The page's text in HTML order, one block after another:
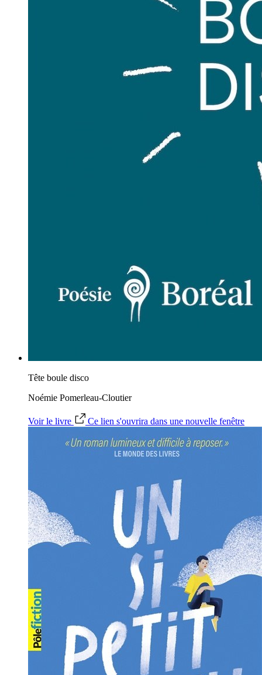
Tête boule disco
Noémie Pomerleau-Cloutier
Voir le livre Ce lien s'ouvrira dans une nouvelle fenêtre